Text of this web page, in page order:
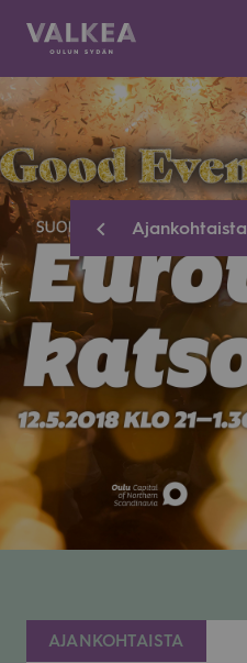
Siirry
sisältöön
Valkea
Ajankohtaista
AJANKOHTAISTA